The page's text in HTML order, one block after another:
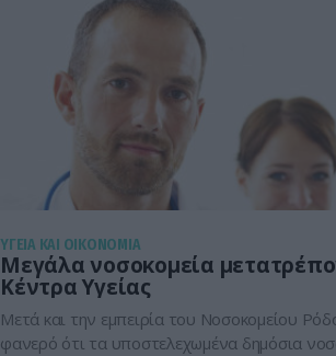
ΥΓΕΙΑ ΚΑΙ ΟΙΚΟΝΟΜΙΑ
Μεγάλα νοσοκομεία
Κέντρα Υγείας
Μετά και την εμπειρία του Νοσοκομείου
φανερό ότι τα υποστελεχωμένα δημόσια